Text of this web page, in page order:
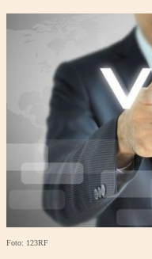
Foto: 123RF